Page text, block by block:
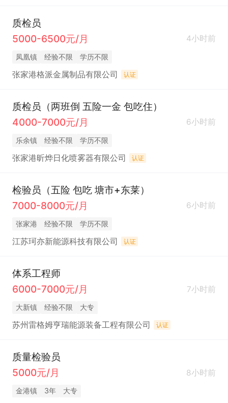
质检员
5000-6500元/月
4小时前
凤凰镇 经验不限 学历不限
张家港格派金属制品有限公司 认证
质检员（两班倒 五险一金 包吃住）
4000-7000元/月
6小时前
乐余镇 经验不限 学历不限
张家港昕烨日化喷雾器有限公司 认证
检验员（五险 包吃 塘市+东莱）
7000-8000元/月
6小时前
张家港 经验不限 学历不限
江苏珂亦新能源科技有限公司 认证
体系工程师
6000-7000元/月
7小时前
大新镇 经验不限 大专
苏州雷格姆亨瑞能源装备工程有限公司 认证
质量检验员
5000元/月
8小时前
金港镇 3年 大专